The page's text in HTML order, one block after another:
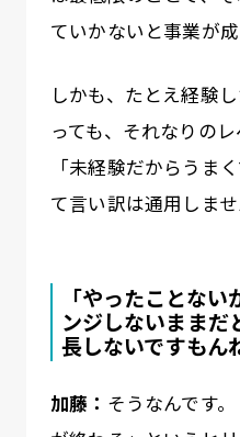
ていかないと事業が成
しかも、たとえ経験
っても、それなりのレ
「未経験だからうま
て言い訳は通用しませ
「やったことな
ンジしないままだ
長しないですもん
加藤： そうなんです